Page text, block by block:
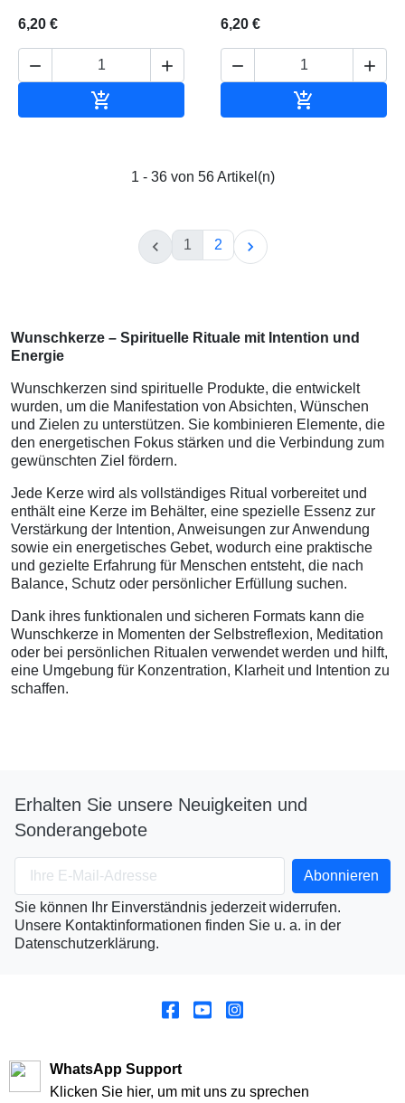
6,20 €
 

6,20 €
 

1 - 36 von 56 Artikel(n)
 1 2 
Wunschkerze – Spirituelle Rituale mit Intention und
Energie
Wunschkerzen sind spirituelle Produkte, die entwickelt
wurden, um die Manifestation von Absichten, Wünschen
und Zielen zu unterstützen. Sie kombinieren Elemente, die
den energetischen Fokus stärken und die Verbindung zum
gewünschten Ziel fördern.
Jede Kerze wird als vollständiges Ritual vorbereitet und
enthält eine Kerze im Behälter, eine spezielle Essenz zur
Verstärkung der Intention, Anweisungen zur Anwendung
sowie ein energetisches Gebet, wodurch eine praktische
und gezielte Erfahrung für Menschen entsteht, die nach
Balance, Schutz oder persönlicher Erfüllung suchen.
Dank ihres funktionalen und sicheren Formats kann die
Wunschkerze in Momenten der Selbstreflexion, Meditation
oder bei persönlichen Ritualen verwendet werden und hilft,
eine Umgebung für Konzentration, Klarheit und Intention zu
schaffen.
Erhalten Sie unsere Neuigkeiten und
Sonderangebote
Sie können Ihr Einverständnis jederzeit widerrufen.
Unsere Kontaktinformationen finden Sie u. a. in der
Datenschutzerklärung.
WhatsApp Support
Klicken Sie hier, um mit uns zu sprechen